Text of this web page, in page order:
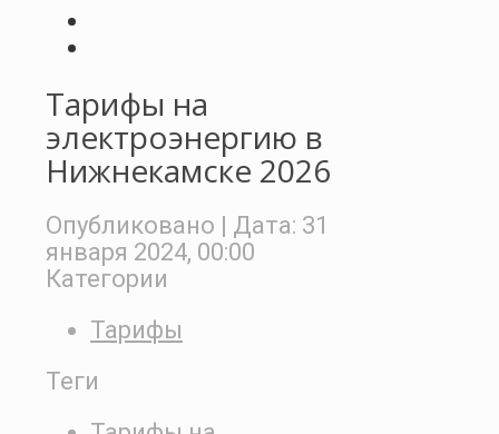
Тарифы на
электроэнергию в
Нижнекамске 2026
Опубликовано | Дата: 31
января 2024, 00:00
Категории
Тарифы
Теги